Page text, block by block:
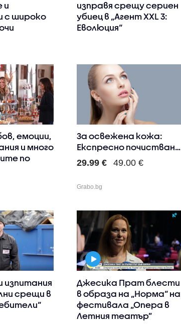
и
с широко
изправя срещу сериен
убиец в „Агент XXL 3:
Еволюция“
емоции,
и много
по
За освежена кожа:
Експресно почистване
на ли..
29.99 € 49.00 €
Grabo.bg
изпитания
срещи в
Джесика Прат блести
в образа на „Норма“ на
фестивала „Опера в
Летния театър”